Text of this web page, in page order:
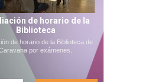
de horario de la
Biblioteca
de horario de la Biblioteca de
por exámenes.